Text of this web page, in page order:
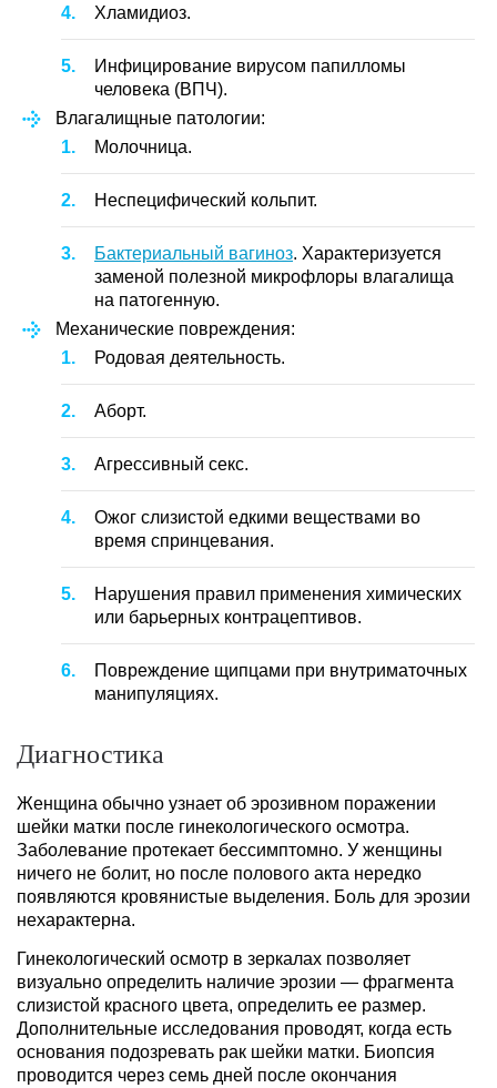
Хламидиоз.
Инфицирование вирусом папилломы
человека (ВПЧ).
Влагалищные патологии:
Молочница.
Неспецифический кольпит.
Бактериальный вагиноз. Характеризуется
заменой полезной микрофлоры влагалища
на патогенную.
Механические повреждения:
Родовая деятельность.
Аборт.
Агрессивный секс.
Ожог слизистой едкими веществами во
время спринцевания.
Нарушения правил применения химических
или барьерных контрацептивов.
Повреждение щипцами при внутриматочных
манипуляциях.
Диагностика
Женщина обычно узнает об эрозивном поражении
шейки матки после гинекологического осмотра.
Заболевание протекает бессимптомно. У женщины
ничего не болит, но после полового акта нередко
появляются кровянистые выделения. Боль для эрозии
нехарактерна.
Гинекологический осмотр в зеркалах позволяет
визуально определить наличие эрозии — фрагмента
слизистой красного цвета, определить ее размер.
Дополнительные исследования проводят, когда есть
основания подозревать рак шейки матки. Биопсия
проводится через семь дней после окончания